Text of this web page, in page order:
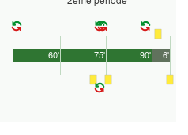
90'
60' 75' 6'